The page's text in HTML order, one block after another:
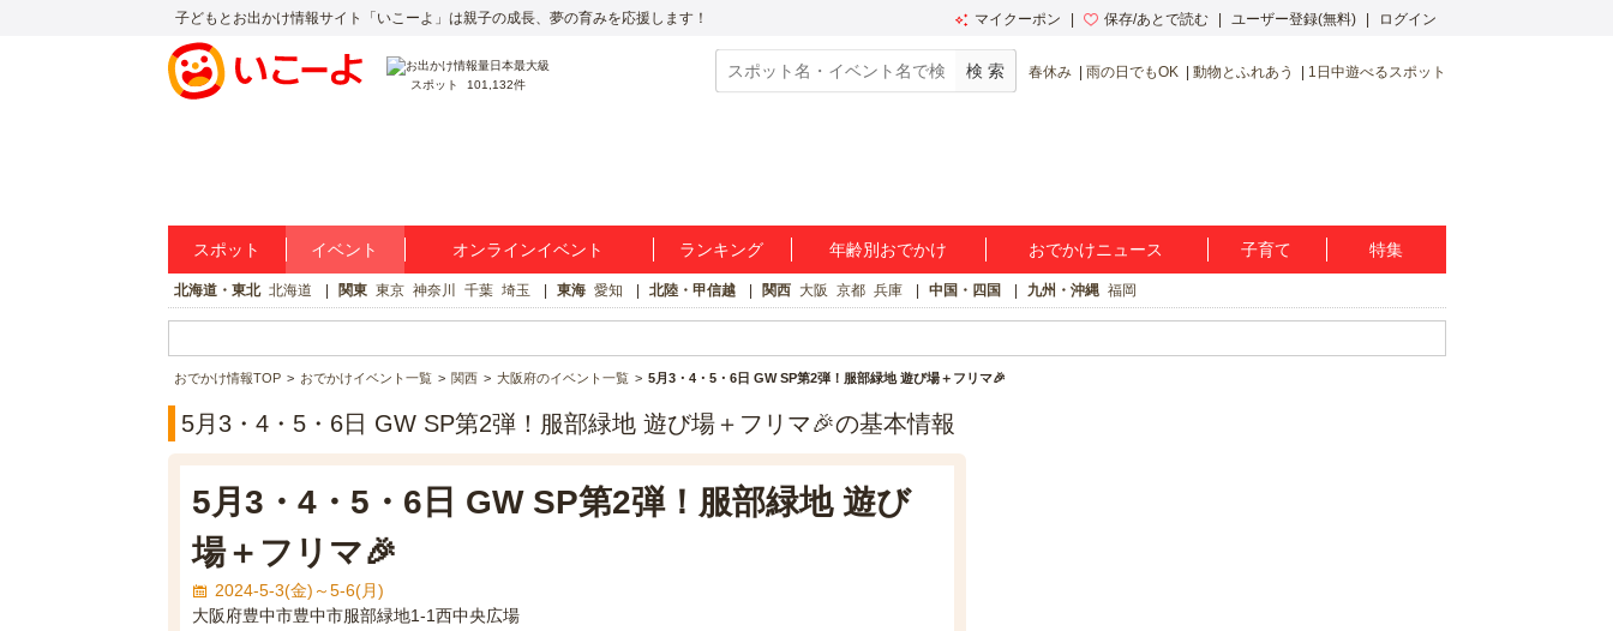
子どもとお出かけ情報サイト「いこーよ」は親子の成長、夢の育みを応援します！ マイクーポン 保存/あとで読む ユーザー登録(無料) ログイン
スポット 101,132件
春休み 雨の日でもOK 動物とふれあう 1日中遊べるスポット
スポット イベント オンラインイベント ランキング 年齢別おでかけ おでかけニュース 子育て 特集
北海道・東北 北海道 関東 東京 神奈川 千葉 埼玉 東海 愛知 北陸・甲信越 関西 大阪 京都 兵庫 中国・四国 九州・沖縄 福岡
おでかけ情報TOP おでかけイベント一覧 関西 大阪府のイベント一覧 5月3・4・5・6日 GW SP第2弾！服部緑地 遊び場＋フリマ🎉
5月3・4・5・6日 GW SP第2弾！服部緑地 遊び場＋フリマ🎉の基本情報
5月3・4・5・6日 GW SP第2弾！服部緑地 遊び
場＋フリマ🎉
2024-5-3(金)～5-6(月)
大阪府豊中市豊中市服部緑地1-1西中央広場